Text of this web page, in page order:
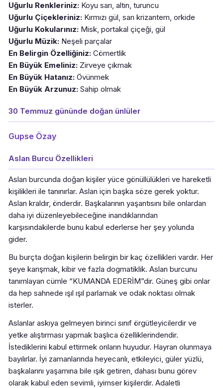
Uğurlu Renkleriniz: Koyu sarı, altın, turuncu
Uğurlu Çiçekleriniz: Kırmızı gül, sarı krizantem, orkide
Uğurlu Kokularınız: Misk, portakal çiçeği, gül
Uğurlu Müzik: Neşeli parçalar
En Belirgin Özelliğiniz: Cömertlik
En Büyük Emeliniz: Zirveye çıkmak
En Büyük Hatanız: Övünmek
En Büyük Arzunuz: Sahip olmak
30 Temmuz gününde doğan ünlüler
Gupse Özay
Aslan Burcu Özellikleri
Aslan burcunda doğan kişiler yüce gönüllülükleri ve hareketli
kişilikleri ile tanınırlar. Aslan için başka söze gerek yoktur.
Aslan kraldır, önderdir. Başkalarının yaşantısını bile onlardan
daha iyi düzenleyebileceğine inandıklarından
karşısındakilerde bunu kabul ederlerse her şey yolunda
gider.
Bu burçta doğan kişilerin belirgin bir kaç özellikleri vardır. Her
şeye karışmak, kibir ve fazla dogmatiklik. Aslan burcunu
tanımlayan cümle “KUMANDA EDERİM”dir. Güneş gibi onlar
da hep sahnede ışıl ışıl parlamak ve odak noktası olmak
isterler.
Aslanlar askıya gelmeyen birinci sınıf örgütleyicilerdir ve
yetke alıştırması yapmak başlıca özelliklerindendir.
İstediklerini kabul ettirmek onların huyudur. Hayran olunmaya
bayılırlar. İyi zamanlarında heyecanlı, etkileyici, güler yüzlü,
başkalarını yaşamına bile ışık getiren, dahası bunu görev
olarak kabul eden sevimli, iyimser kişilerdir. Adaletli